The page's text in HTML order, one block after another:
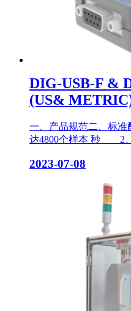
DIG-USB-F &
(US&
一、产品规范二、
达4800个样本 秒 2
2023-07-08